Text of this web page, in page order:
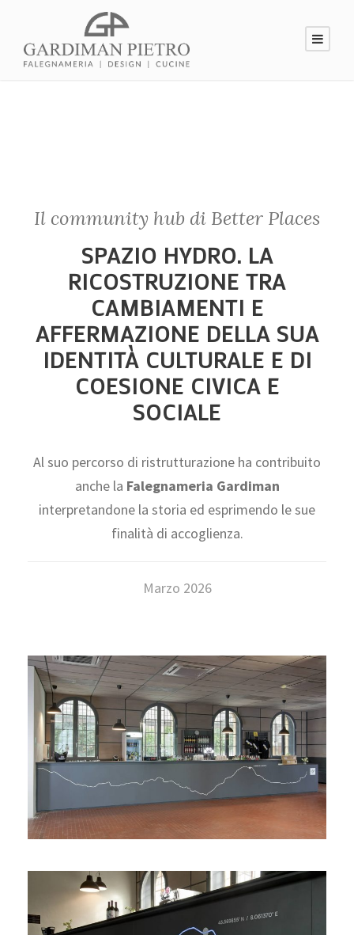
Il community hub di Better Places
SPAZIO HYDRO. LA
RICOSTRUZIONE TRA
CAMBIAMENTI E
AFFERMAZIONE DELLA SUA
IDENTITÀ CULTURALE E DI
COESIONE CIVICA E
SOCIALE
Al suo percorso di ristrutturazione ha contribuito
anche la Falegnameria Gardiman
interpretandone la storia ed esprimendo le sue
finalità di accoglienza.
Marzo 2026